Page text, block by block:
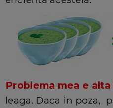
Problema mea e alta
leaga. Daca in poza,